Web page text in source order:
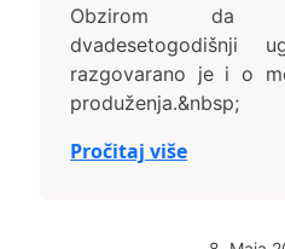
Obzirom da
dvadesetogodišnji
razgovarano je i o
produženja.&nbsp;
Pročitaj više